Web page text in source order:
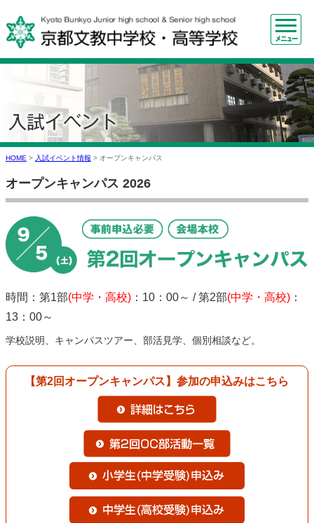
HOME > 入試イベント情報 > オープンキャンパス
オープンキャンパス 2026
時間：第1部(中学・高校)：10：00～ / 第2部(中学・高校)：
13：00～
学校説明、キャンパスツアー、部活見学、個別相談など。
【第2回オープンキャンパス】参加の申込みはこちら